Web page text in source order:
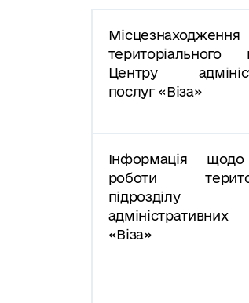
Місцезнаходження
територіального
Центру
послуг «Віза»
Інформація
роботи
підрозділу
«Віза»